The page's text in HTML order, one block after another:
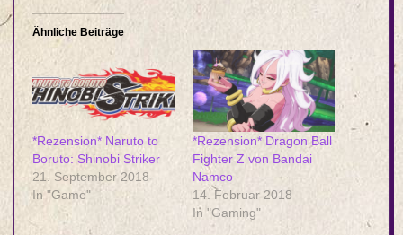
Ähnliche Beiträge
*Rezension* Naruto to
Boruto: Shinobi Striker
21. September 2018
In "Game"
*Rezension* Dragon Ball
Fighter Z von Bandai
Namco
14. Februar 2018
In "Gaming"